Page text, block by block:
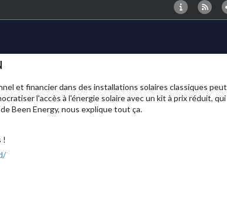
et financier dans des installations solaires classiques peut
l'accès à l'énergie solaire avec un kit à prix réduit, qui
Been Energy, nous explique tout ça.
!